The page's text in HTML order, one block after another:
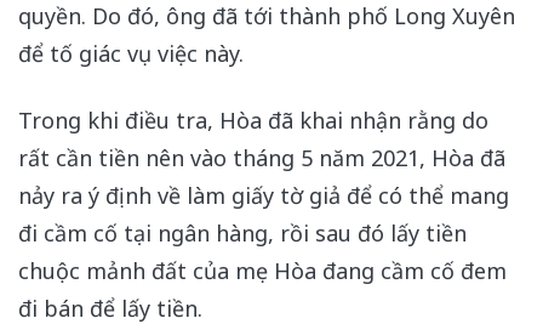
quyền. Do đó, ông đã tới thành phố Long Xuyên
để tố giác vụ việc này.
Trong khi điều tra, Hòa đã khai nhận rằng do
rất cần tiền nên vào tháng 5 năm 2021, Hòa đã
nảy ra ý định về làm giấy tờ giả để có thể mang
đi cầm cố tại ngân hàng, rồi sau đó lấy tiền
chuộc mảnh đất của mẹ Hòa đang cầm cố đem
đi bán để lấy tiền.